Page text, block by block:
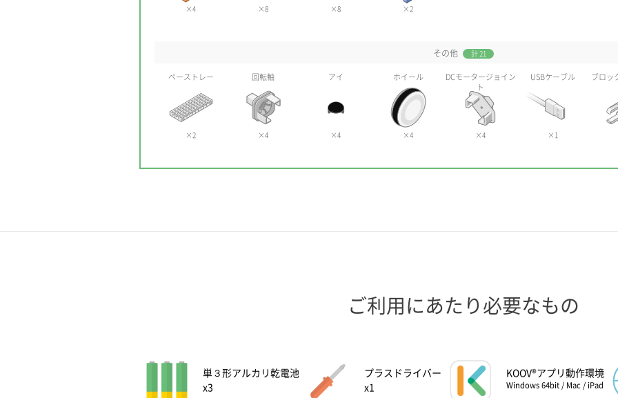
×4 ×8 ×8 ×2
その他 計 21
ベーストレー
×2
回転軸
×4
アイ
×4
ホイール
×4
DCモータージョイン
ト
×4
USBケーブル
×1
ブロッ
ご利用にあたり必要なもの
単３形アルカリ乾電池
x3
プラスドライバー
x1
KOOV®アプリ動作環境
Windows 64bit / Mac / iPad